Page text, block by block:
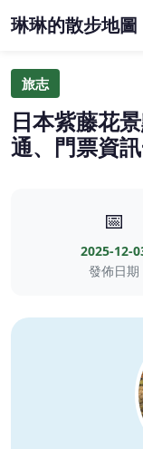
琳琳的散步地圖
旅志
日本紫藤花
通、門票資
📅
2025-12-
發佈日期